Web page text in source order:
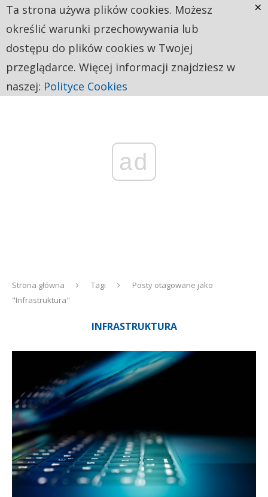
ad
Strona główna Tagi
Posty otagowane jako
"Infrastruktura"
INFRASTRUKTURA
Ta strona używa plików cookies. Możesz
określić warunki przechowywania lub
dostępu do plików cookies w Twojej
przeglądarce. Więcej informacji znajdziesz w
naszej: Polityce Cookies
×